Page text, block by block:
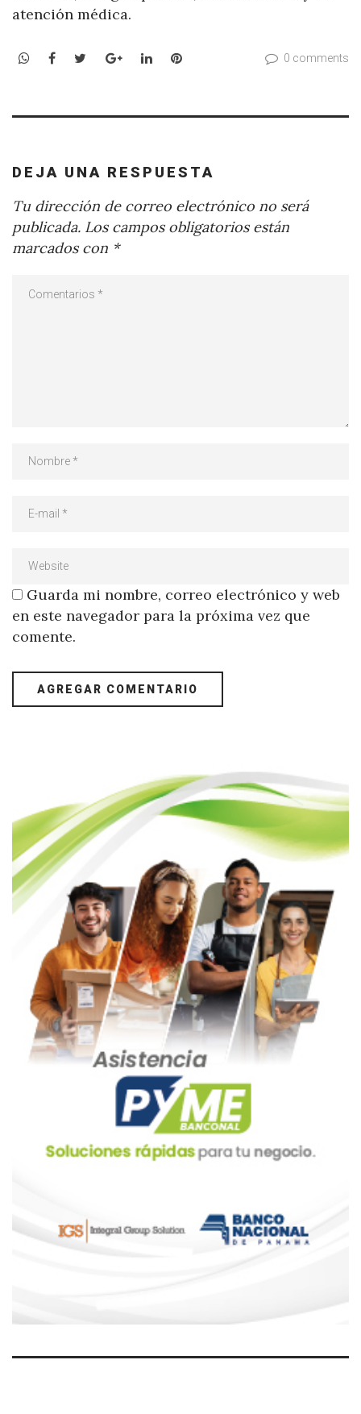
atención médica.
WhatsApp
Facebook
TwitterGoogle+LinkedInPinterest 0 comments
DEJA UNA RESPUESTA
Tu dirección de correo electrónico no será
publicada. Los campos obligatorios están
marcados con *
Guarda mi nombre, correo electrónico y web
en este navegador para la próxima vez que
comente.